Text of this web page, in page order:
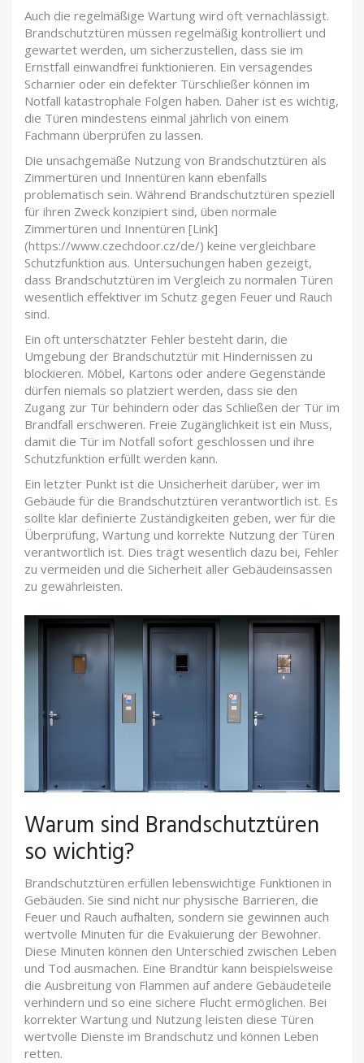
Auch die regelmäßige Wartung wird oft vernachlässigt.
Brandschutztüren müssen regelmäßig kontrolliert und
gewartet werden, um sicherzustellen, dass sie im
Ernstfall einwandfrei funktionieren. Ein versagendes
Scharnier oder ein defekter Türschließer können im
Notfall katastrophale Folgen haben. Daher ist es wichtig,
die Türen mindestens einmal jährlich von einem
Fachmann überprüfen zu lassen.
Die unsachgemäße Nutzung von Brandschutztüren als
Zimmertüren und Innentüren kann ebenfalls
problematisch sein. Während Brandschutztüren speziell
für ihren Zweck konzipiert sind, üben normale
Zimmertüren und Innentüren [Link]
(https://www.czechdoor.cz/de/) keine vergleichbare
Schutzfunktion aus. Untersuchungen haben gezeigt,
dass Brandschutztüren im Vergleich zu normalen Türen
wesentlich effektiver im Schutz gegen Feuer und Rauch
sind.
Ein oft unterschätzter Fehler besteht darin, die
Umgebung der Brandschutztür mit Hindernissen zu
blockieren. Möbel, Kartons oder andere Gegenstände
dürfen niemals so platziert werden, dass sie den
Zugang zur Tür behindern oder das Schließen der Tür im
Brandfall erschweren. Freie Zugänglichkeit ist ein Muss,
damit die Tür im Notfall sofort geschlossen und ihre
Schutzfunktion erfüllt werden kann.
Ein letzter Punkt ist die Unsicherheit darüber, wer im
Gebäude für die Brandschutztüren verantwortlich ist. Es
sollte klar definierte Zuständigkeiten geben, wer für die
Überprüfung, Wartung und korrekte Nutzung der Türen
verantwortlich ist. Dies trägt wesentlich dazu bei, Fehler
zu vermeiden und die Sicherheit aller Gebäudeinsassen
zu gewährleisten.
Warum sind Brandschutztüren
so wichtig?
Brandschutztüren erfüllen lebenswichtige Funktionen in
Gebäuden. Sie sind nicht nur physische Barrieren, die
Feuer und Rauch aufhalten, sondern sie gewinnen auch
wertvolle Minuten für die Evakuierung der Bewohner.
Diese Minuten können den Unterschied zwischen Leben
und Tod ausmachen. Eine Brandtür kann beispielsweise
die Ausbreitung von Flammen auf andere Gebäudeteile
verhindern und so eine sichere Flucht ermöglichen. Bei
korrekter Wartung und Nutzung leisten diese Türen
wertvolle Dienste im Brandschutz und können Leben
retten.